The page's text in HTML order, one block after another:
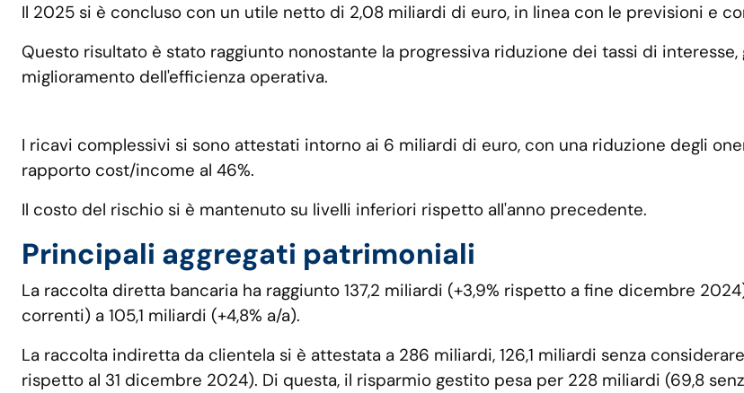
Il 2025 si è concluso con un utile netto di 2,08 miliardi di euro, in linea con le previsioni e
Questo risultato è stato raggiunto nonostante la progressiva riduzione dei tassi di
miglioramento dell'efficienza operativa.
I ricavi complessivi si sono attestati intorno ai 6 miliardi di euro, con una riduzione degli
rapporto cost/income al 46%.
Il costo del rischio si è mantenuto su livelli inferiori rispetto all'anno precedente.
Principali aggregati patrimoniali
La raccolta diretta bancaria ha raggiunto 137,2 miliardi (+3,9% rispetto a fine dicembre
correnti) a 105,1 miliardi (+4,8% a/a).
La raccolta indiretta da clientela si è attestata a 286 miliardi, 126,1 miliardi senza
rispetto al 31 dicembre 2024). Di questa, il risparmio gestito pesa per 228 miliardi (69,8